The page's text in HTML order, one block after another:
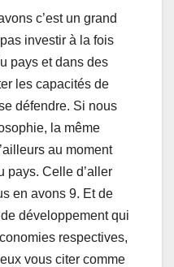
c’est un grand
investir à la fois
pays et dans des
les capacités de
défendre. Si nous
la même
au moment
pays. Celle d’aller
en avons 9. Et de
développement qui
respectives,
vous citer comme